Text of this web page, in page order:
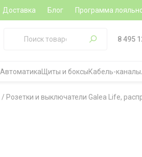
Доставка Блог Программа
8 495
Автоматика Щиты и боксыКабель-каналы
/ Розетки и выключатели Galea Life,